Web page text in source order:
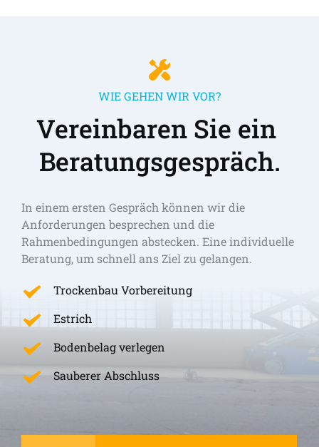
WIE GEHEN WIR VOR?
Vereinbaren Sie ein
Beratungsgespräch.
In einem ersten Gespräch können wir die
Anforderungen besprechen und die
Rahmenbedingungen abstecken. Eine individuelle
Beratung, um schnell ans Ziel zu gelangen.
Trockenbau Vorbereitung
Estrich
Bodenbelag verlegen
Sauberer Abschluss